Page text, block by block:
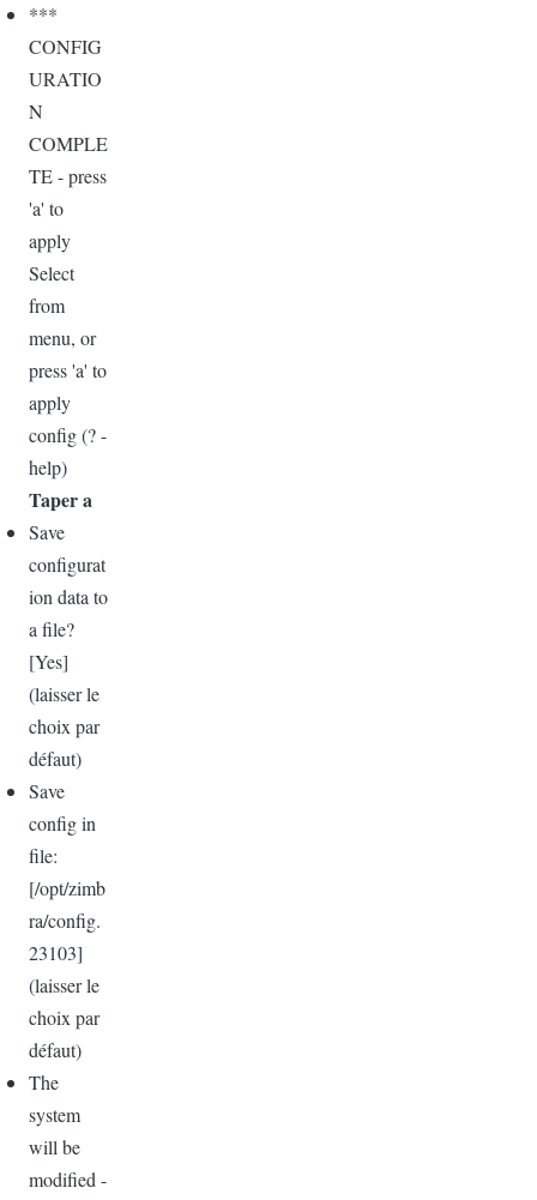
***
CONFIG
URATIO
N
COMPLE
TE - press
'a' to
apply
Select
from
menu, or
press 'a' to
apply
config (? -
help)
Taper a
Save
configurat
ion data to
a file?
[Yes]
(laisserle
choix par
défaut)
Save
config in
file:
[/opt/zimb
ra/config.
23103]
(laisserle
choix par
défaut)
The
system
will be
modified -